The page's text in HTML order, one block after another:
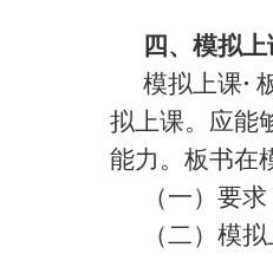
四、模拟
模拟上课·
拟上课。应能
能力。板书在
（一）要
（二）模